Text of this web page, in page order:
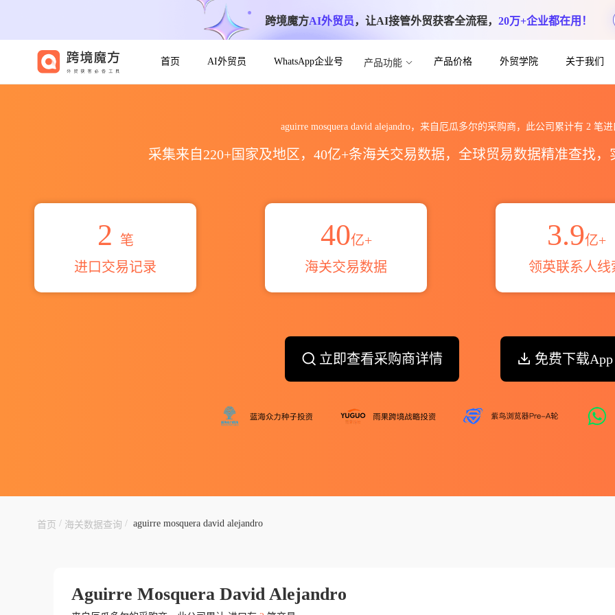
跨境魔方AI外贸员，让AI接管外贸获客全流程， 20万+企业都在用！
首页 AI外贸员 WhatsApp企业号 产品功能 产品价格 外贸学院 关于我们
aguirre mosquera david alejandro，来自厄瓜多尔的采购商，此公司累计有 2 笔
采集来自220+国家及地区，40亿+条海关交易数据，全球贸易数据精准查找
2
笔
进口交易记录
40亿+
海关交易数据
3.9亿+
领英联系人线
立即查看采购商详情 免费下载App
首页 / 海关数据查询 / aguirre mosquera david alejandro
Aguirre Mosquera David Alejandro